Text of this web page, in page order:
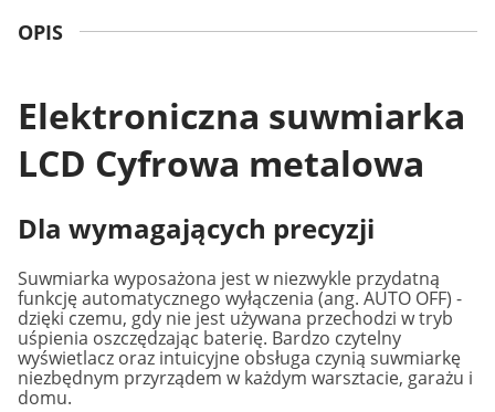
OPIS
Elektroniczna suwmiarka
LCD Cyfrowa metalowa
Dla wymagających precyzji
Suwmiarka wyposażona jest w niezwykle przydatną
funkcję automatycznego wyłączenia (ang. AUTO OFF) -
dzięki czemu, gdy nie jest używana przechodzi w tryb
uśpienia oszczędzając baterię. Bardzo czytelny
wyświetlacz oraz intuicyjne obsługa czynią suwmiarkę
niezbędnym przyrządem w każdym warsztacie, garażu i
domu.